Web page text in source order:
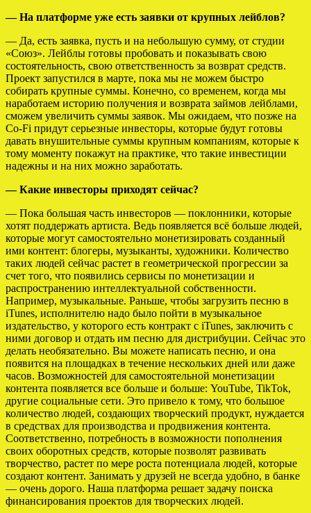
— На платформе уже есть заявки от крупных лейблов?
— Да, есть заявка, пусть и на небольшую сумму, от студии
«Союз». Лейблы готовы пробовать и показывать свою
состоятельность, свою ответственность за возврат средств.
Проект запустился в марте, пока мы не можем быстро
собирать крупные суммы. Конечно, со временем, когда мы
наработаем историю получения и возврата займов лейблами,
сможем увеличить суммы заявок. Мы ожидаем, что позже на
Co-Fi придут серьезные инвесторы, которые будут готовы
давать внушительные суммы крупным компаниям, которые к
тому моменту покажут на практике, что такие инвестиции
надежны и на них можно заработать.
— Какие инвесторы приходят сейчас?
— Пока большая часть инвесторов — поклонники, которые
хотят поддержать артиста. Ведь появляется всё больше людей,
которые могут самостоятельно монетизировать созданный
ими контент: блогеры, музыканты, художники. Количество
таких людей сейчас растет в геометрической прогрессии за
счет того, что появились сервисы по монетизации и
распространению интеллектуальной собственности.
Например, музыкальные. Раньше, чтобы загрузить песню в
iTunes, исполнителю надо было пойти в музыкальное
издательство, у которого есть контракт с iTunes, заключить с
ними договор и отдать им песню для дистрибуции. Сейчас это
делать необязательно. Вы можете написать песню, и она
появится на площадках в течение нескольких дней или даже
часов. Возможностей для самостоятельной монетизации
контента появляется все больше и больше: YouTube, TikTok,
другие социальные сети. Это привело к тому, что большое
количество людей, создающих творческий продукт, нуждается
в средствах для производства и продвижения контента.
Соответственно, потребность в возможности пополнения
своих оборотных средств, которые позволят развивать
творчество, растет по мере роста потенциала людей, которые
создают контент. Занимать у друзей не всегда удобно, в банке
— очень дорого. Наша платформа решает задачу поиска
финансирования проектов для творческих людей.